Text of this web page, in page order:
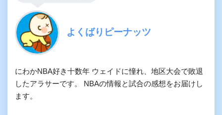
よくばりピーナッツ
にわかNBA好き十数年 ウェイドに憧れ、地区大会で敗退
したアラサーです。 NBAの情報と試合の感想をお届けし
ます。